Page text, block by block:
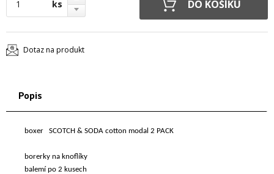
ks
Dotaz na produkt
Popis
boxer SCOTCH & SODA cotton modal 2 PACK
borerky na knoflíky
balemí po 2 kusech